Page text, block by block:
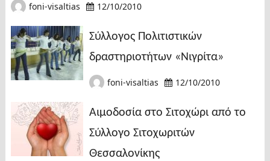
foni-visaltias 12/10/2010
Σύλλογος Πολιτιστικών
δραστηριοτήτων «Νιγρίτα»
foni-visaltias 12/10/2010
Αιμοδοσία στο Σιτοχώρι από το
Σύλλογο Σιτοχωριτών
Θεσσαλονίκης